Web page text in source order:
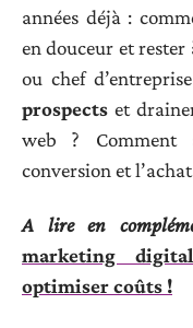
années déjà :
en douceur et rester
ou chef
prospects et
web ? Comment
conversion et
A lire en
marketing
optimiser coûts !